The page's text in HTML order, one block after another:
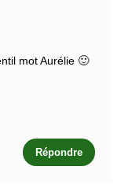
mot Aurélie 🙂
Répondre